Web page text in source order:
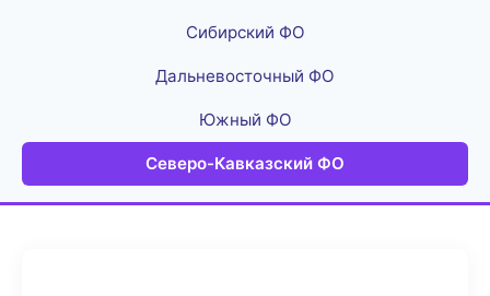
Сибирский ФО
Дальневосточный ФО
Южный ФО
Северо-Кавказский ФО